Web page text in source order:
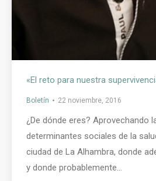
Boletín 22 noviembre, 2016
¿De dónde eres? Aprovechando
determinantes sociales de la
ciudad de La Alhambra, donde
y donde probablemente…